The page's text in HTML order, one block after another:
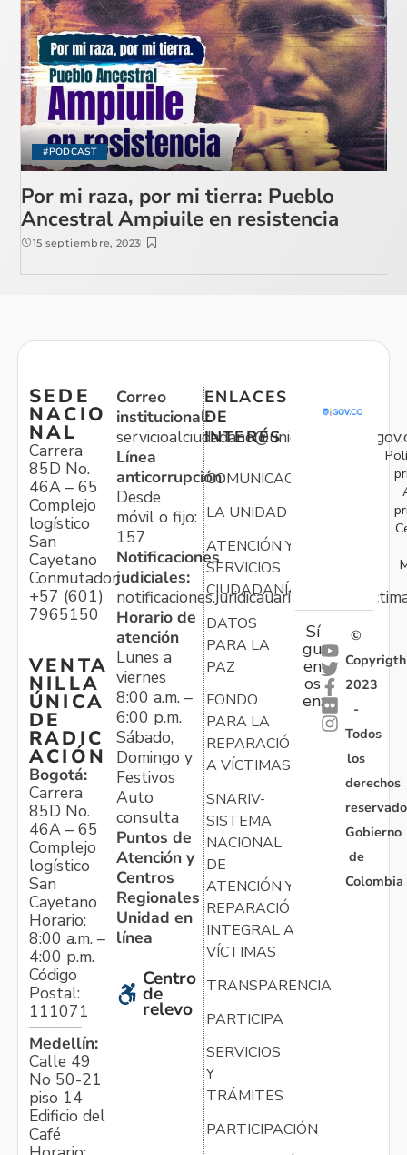
#PODCAST
Por mi raza, por mi tierra: Pueblo
Ancestral Ampiuile en resistencia
15 septiembre, 2023
SEDE
NACIO
NAL
Carrera
85D No.
46A – 65
Complejo
logístico
San
Cayetano
Conmutador:
+57 (601)
7965150
VENTA
NILLA
ÚNICA
DE
RADIC
ACIÓN
Bogotá:
Carrera
85D No.
46A – 65
Complejo
logístico
San
Cayetano
Horario:
8:00 a.m. –
4:00 p.m.
Código
Postal:
111071
Medellín:
Calle 49
No 50-21
piso 14
Edificio del
Café
Correo
institucional:
Línea
anticorrupción:
Desde
móvil o fijo:
157
Notificaciones
judiciales:
Horario de
atención
Lunes a
viernes
8:00 a.m. –
6:00 p.m.
Sábado,
Domingo y
Festivos
Auto
consulta
Puntos de
Atención y
Centros
Regionales
Unidad en
línea
Centro
de
relevo
ENLACES
DE
INTERÉS
COMUNICACIONES
LA UNIDAD
ATENCIÓN Y
SERVICIOS
CIUDADANÍA
DATOS
PARA LA
PAZ
FONDO
PARA LA
REPARACIÓN
A VÍCTIMAS
SNARIV-
SISTEMA
NACIONAL
DE
ATENCIÓN Y
REPARACIÓN
INTEGRAL A
VÍCTIMAS
TRANSPARENCIA
PARTICIPA
SERVICIOS
Y
TRÁMITES
PARTICIPACIÓN
Sí
gu
en
os
en:
©
Copyrigth
2023
-
Todos
los
derechos
Gobierno
de
Colombia